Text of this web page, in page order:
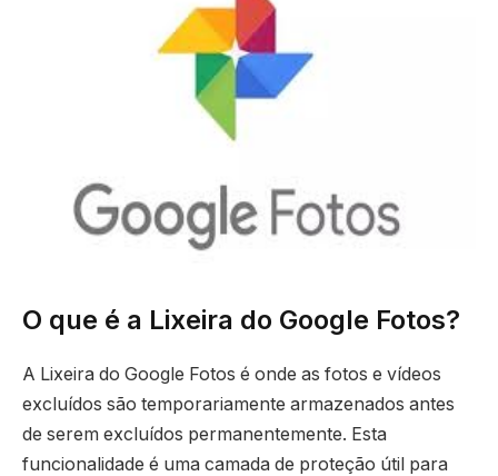
O que é a Lixeira do Google Fotos?
A Lixeira do Google Fotos é onde as fotos e vídeos
excluídos são temporariamente armazenados antes
de serem excluídos permanentemente. Esta
funcionalidade é uma camada de proteção útil para